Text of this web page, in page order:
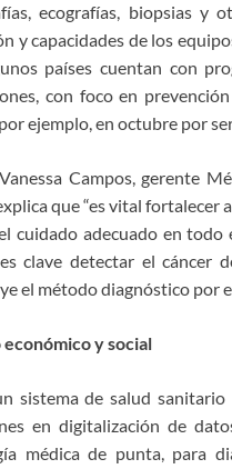
ecografías, biopsias y
y capacidades de los
países cuentan con
con foco en
ejemplo, en octubre por
Campos, gerente
que “es vital fortalecer
cuidado adecuado en
clave detectar el cáncer
el método diagnóstico por
y social
sistema de salud
en digitalización de
médica de punta, para